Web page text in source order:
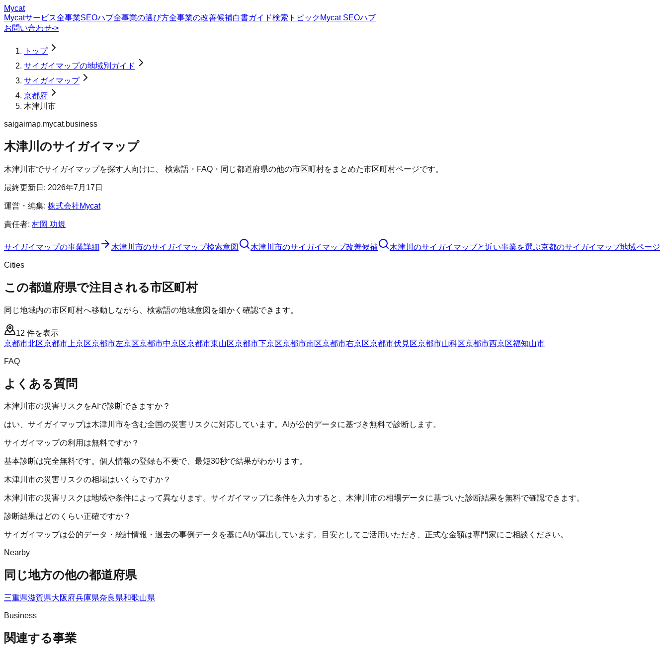
Mycat
Mycatサービス全事業SEOハブ全事業の選び方全事業の改善候補白書ガイド検索トピック Mycat SEOハブ
お問い合わせ->
トップ
サイガイマップの地域別ガイド
サイガイマップ
京都府
木津川市
saigaimap.mycat.business
木津川のサイガイマップ
木津川市でサイガイマップを探す人向けに、 検索語・FAQ・同じ都道府県の他の市区町村をまとめた市区町村ページです。
最終更新日: 2026年7月17日
運営・編集: 株式会社Mycat
責任者: 村岡 功規
サイガイマップの事業詳細 木津川市のサイガイマップ検索意図 木津川市のサイガイマップ改善候補 木津川のサイガイマップと近い事業を選ぶ京都のサイガイマップ地域ページ
Cities
この都道府県で注目される市区町村
同じ地域内の市区町村へ移動しながら、検索語の地域意図を細かく確認できます。
12 件を表示
京都市北区京都市上京区京都市左京区京都市中京区京都市東山区京都市下京区京都市南区京都市右京区京都市伏見区京都市山科区京都市西京区福知山市
FAQ
よくある質問
木津川市の災害リスクをAIで診断できますか？
はい、サイガイマップは木津川市を含む全国の災害リスクに対応しています。AIが公的データに基づき無料で診断します。
サイガイマップの利用は無料ですか？
基本診断は完全無料です。個人情報の登録も不要で、最短30秒で結果がわかります。
木津川市の災害リスクの相場はいくらですか？
木津川市の災害リスクは地域や条件によって異なります。サイガイマップに条件を入力すると、木津川市の相場データに基づいた診断結果を無料で確認できます。
診断結果はどのくらい正確ですか？
サイガイマップは公的データ・統計情報・過去の事例データを基にAIが算出しています。目安としてご活用いただき、正式な金額は専門家にご相談ください。
Nearby
同じ地方の他の都道府県
三重県滋賀県大阪府兵庫県奈良県和歌山県
Business
関連する事業